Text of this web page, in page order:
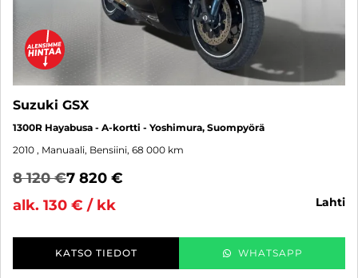
Suzuki GSX
1300R Hayabusa - A-kortti - Yoshimura, Suompyörä
2010 , Manuaali, Bensiini, 68 000 km
8 120 €7 820 €
alk. 130 € / kk
lahti
KATSO TIEDOT WHATSAPP